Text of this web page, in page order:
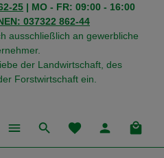
25 | MO - FR: 09:00 - 16:00
037322 862-44
ausschließlich an gewerbliche
der Landwirtschaft, des
Forstwirtschaft ein.
Du hast 0